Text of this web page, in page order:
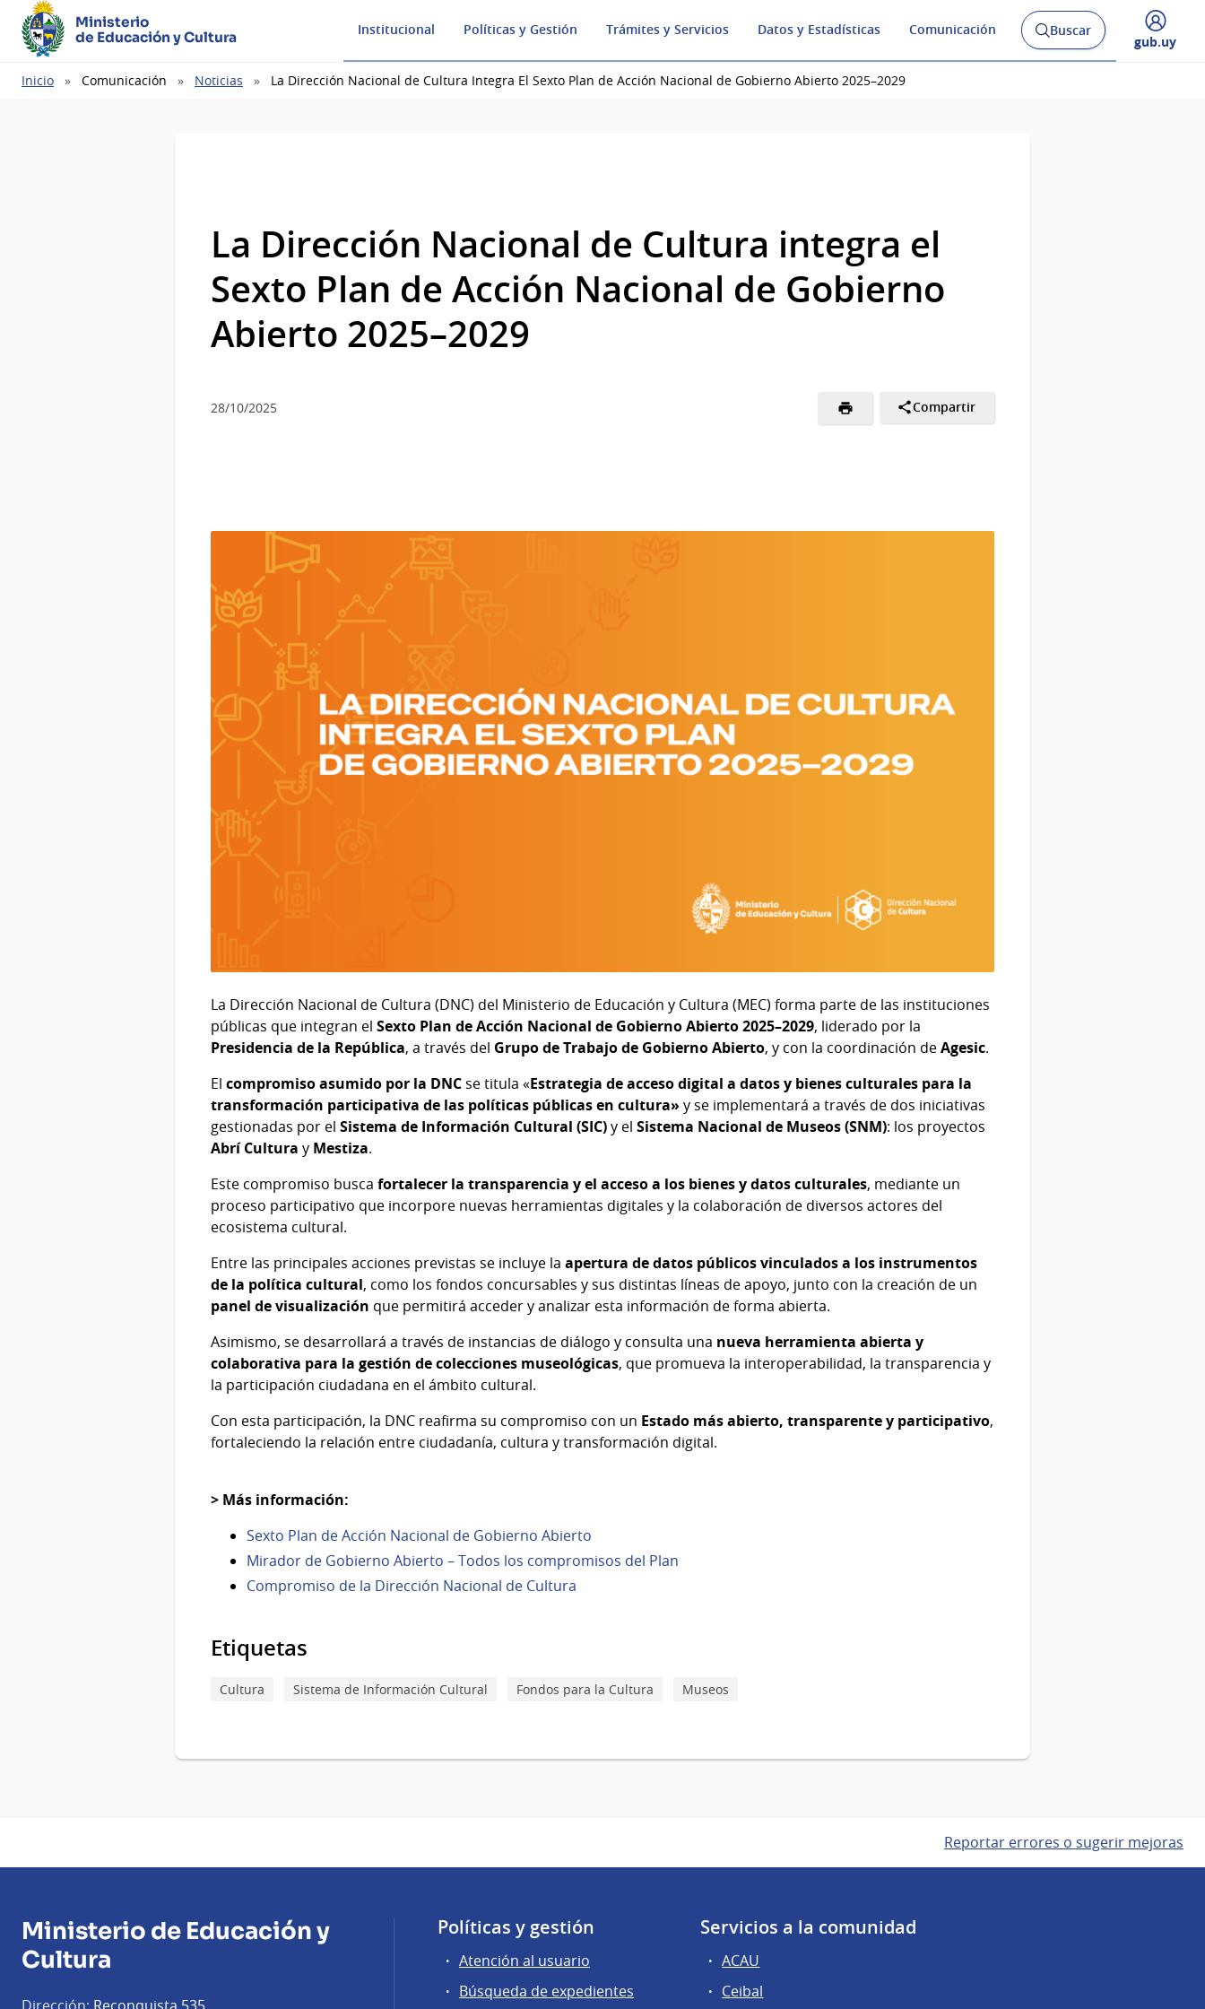
Ministerio
de Educación y Cultura
Institucional Políticas y Gestión Trámites y Servicios Datos y Estadísticas Comunicación
Abrir
buscador
Buscar
Desplegar
gub.uy
Ruta
Inicio Comunicación Noticias La Dirección Nacional de Cultura Integra El Sexto Plan de Acción Nacional de Gobierno Abierto 2025–2029
La Dirección Nacional de Cultura integra el
Sexto Plan de Acción Nacional de Gobierno
Abierto 2025–2029
28/10/2025 Compartir
La Dirección Nacional de Cultura (DNC) del Ministerio de Educación y Cultura (MEC) forma parte de las instituciones
públicas que integran el Sexto Plan de Acción Nacional de Gobierno Abierto 2025–2029, liderado por la
Presidencia de la República, a través del Grupo de Trabajo de Gobierno Abierto, y con la coordinación deAgesic.
El compromiso asumido por la DNCse titula «Estrategia de acceso digital a datos y bienes culturales para la
transformación participativa de las políticas públicas en cultura» y se implementará a través de dos iniciativas
gestionadas por el Sistema de Información Cultural (SIC)y el Sistema Nacional de Museos (SNM): los proyectos
Abrí Cultura y Mestiza.
Este compromiso busca fortalecer la transparencia y el acceso a los bienes y datos culturales, mediante un
proceso participativo que incorpore nuevas herramientas digitales y la colaboración de diversos actores del
ecosistema cultural.
Entre las principales acciones previstas se incluye la apertura de datos públicos vinculados a los instrumentos
de la política cultural, como los fondos concursables y sus distintas líneas de apoyo, junto con la creación de un
panel de visualización que permitirá acceder y analizar esta información de forma abierta.
Asimismo, se desarrollará a través de instancias de diálogo y consulta una nueva herramienta abierta y
colaborativa para la gestión de colecciones museológicas, que promueva la interoperabilidad, la transparencia y
la participación ciudadana en el ámbito cultural.
Con esta participación, la DNC reafirma su compromiso con un Estado más abierto, transparente y participativo,
fortaleciendo la relación entre ciudadanía, cultura y transformación digital.
> Más información:
Sexto Plan de Acción Nacional de Gobierno Abierto
Mirador de Gobierno Abierto – Todos los compromisos del Plan
Compromiso de la Dirección Nacional de Cultura
Etiquetas
Cultura Sistema de Información Cultural Fondos para la Cultura Museos
Reportar errores o sugerir mejoras
Ministerio de Educación y
Cultura
Políticas y gestión
Atención al usuario
Búsqueda de expedientes
Servicios a la comunidad
ACAU
Ceibal